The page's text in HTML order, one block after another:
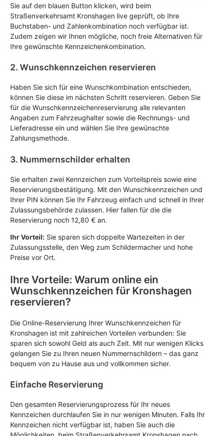
Sie auf den blauen Button klicken, wird beim
Straßenverkehrsamt Kronshagen live geprüft, ob Ihre
Buchstaben- und Zahlenkombination noch verfügbar ist.
Zudem zeigen wir Ihnen mögliche, noch freie Alternativen für
Ihre gewünschte Kennzeichenkombination.
2. Wunschkennzeichen reservieren
Haben Sie sich für eine Wunschkombination entschieden,
können Sie diese im nächsten Schritt reservieren. Geben Sie
für die Wunschkennzeichenreservierung alle relevanten
Angaben zum Fahrzeughalter sowie die Rechnungs- und
Lieferadresse ein und wählen Sie Ihre gewünschte
Zahlungsmethode.
3. Nummernschilder erhalten
Sie erhalten zwei Kennzeichen zum Vorteilspreis sowie eine
Reservierungsbestätigung. Mit den Wunschkennzeichen und
Ihrer PIN können Sie Ihr Fahrzeug einfach und schnell in Ihrer
Zulassungsbehörde zulassen. Hier fallen für die die
Reservierung noch 12,80 € an.
Ihr Vorteil: Sie sparen sich doppelte Wartezeiten in der
Zulassungsstelle, den Weg zum Schildermacher und hohe
Preise vor Ort.
Ihre Vorteile: Warum online ein
Wunschkennzeichen für Kronshagen
reservieren?
Die Online-Reservierung Ihrer Wunschkennzeichen für
Kronshagen ist mit zahlreichen Vorteilen verbunden: Sie
sparen sich sowohl Geld als auch Zeit. Mit nur wenigen Klicks
gelangen Sie zu Ihren neuen Nummernschildern – das ganz
bequem von zu Hause aus und vollkommen sicher.
Einfache Reservierung
Den gesamten Reservierungsprozess für Ihr neues
Kennzeichen durchlaufen Sie in nur wenigen Minuten. Falls Ihr
Kennzeichen nicht verfügbar ist, haben Sie auch die